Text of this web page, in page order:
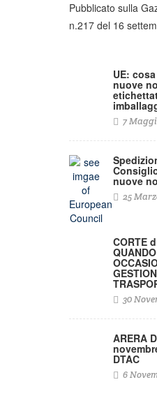
Pubblicato sulla
n.217 del 16
UE:
nuove
7
nuove
25
CORTE
30
ARERA
DTAC
6